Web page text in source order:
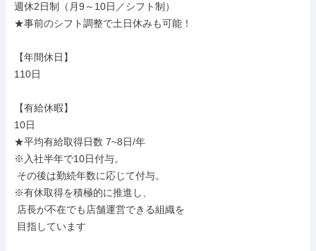
週休2日制（月9～10日／シフト制）
★事前のシフト調整で土日休みも可能！
【年間休日】
110日
【有給休暇】
10日
★平均有給取得日数 7~8日/年
※入社半年で10日付与。
※有休取得を積極的に推進し、